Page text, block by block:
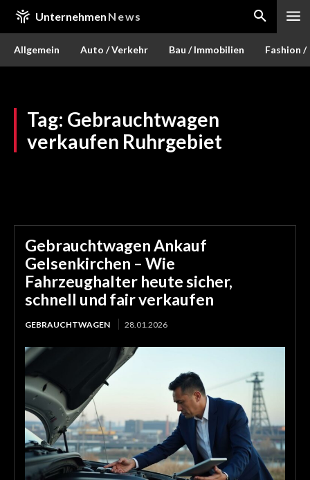
Unternehmen News
Allgemein Auto / Verkehr Bau / Immobilien Fashion /
Tag: Gebrauchtwagen
verkaufen Ruhrgebiet
Gebrauchtwagen Ankauf
Gelsenkirchen – Wie
Fahrzeughalter heute sicher,
schnell und fair verkaufen
GEBRAUCHTWAGEN 28.01.2026